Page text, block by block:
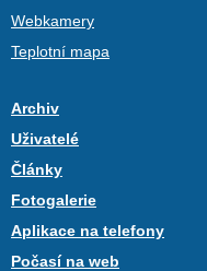
Webkamery
Teplotní mapa
Archiv
Uživatelé
Články
Fotogalerie
Aplikace na telefony
Počasí na web